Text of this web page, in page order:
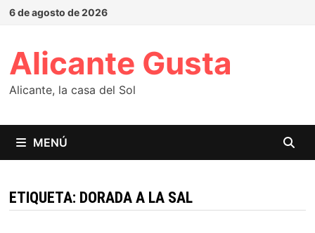
Saltar
6 de agosto de 2026
Alicante Gusta
Alicante, la casa del Sol
MENÚ
ETIQUETA: DORADA A LA SAL